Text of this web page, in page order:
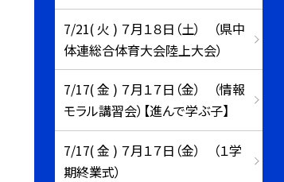
7/21( 火 ) ７月１８日（土） （県中
体連総合体育大会陸上大会）
7/17( 金 ) ７月１７日（金） （情報
モラル講習会）【進んで学ぶ子】
7/17( 金 ) ７月１７日（金） （１学
期終業式）